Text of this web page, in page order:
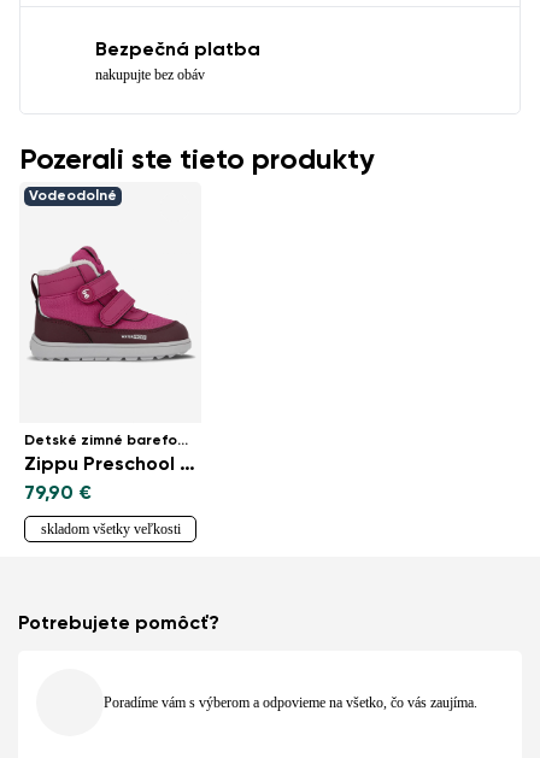
Bezpečná platba
nakupujte bez obáv
Pozerali ste tieto produkty
Vodeodolné
Detské zimné barefoot topánky
Zippu Preschool - Berry & Grey
79,90 €
skladom všetky veľkosti
Potrebujete pomôcť?
Poradíme vám s výberom a odpovieme na všetko, čo vás zaujíma.